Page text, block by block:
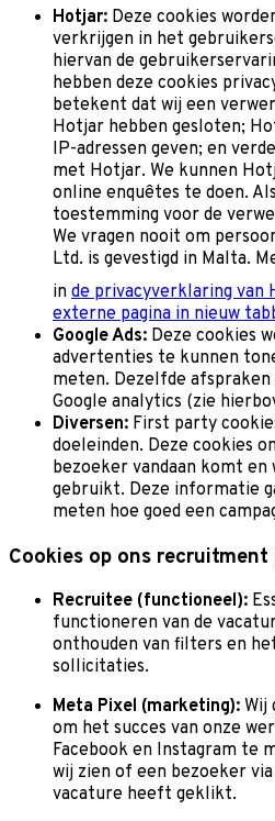
Hotjar: Deze cookies
verkrijgen in het
hiervan de
hebben deze cookies
betekent dat wij een
Hotjar hebben gesloten;
IP-adressen geven; en
met Hotjar. We kunnen
online enquêtes te doen.
toestemming voor de
We vragen nooit om
Ltd. is gevestigd in Malta.
in de privacyverklaring van
externe pagina in nieuw
Google Ads: Deze cookies
advertenties te kunnen
meten. Dezelfde
Google analytics (zie
Diversen: First party
doeleinden. Deze cookies
bezoeker vandaan komt en
gebruikt. Deze informatie
meten hoe goed een
Cookies op ons
Recruitee (functioneel):
functioneren van de
onthouden van filters en
sollicitaties.
Meta Pixel (marketing): Wij
om het succes van onze
Facebook en Instagram te
wij zien of een bezoeker
vacature heeft geklikt.